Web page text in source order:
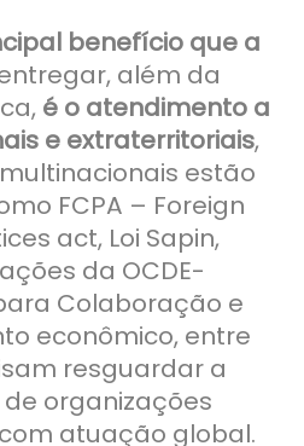
benefício que a
além da
é o atendimento a
e extraterritoriais,
estão
FCPA – Foreign
act, Loi Sapin,
da OCDE-
Colaboração e
econômico, entre
resguardar a
organizações
atuação global.